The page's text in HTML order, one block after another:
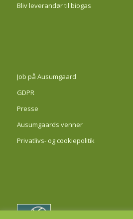
Bliv leverandør til biogas
Job på Ausumgaard
GDPR
Presse
Ausumgaards venner
Privatlivs- og cookiepolitik